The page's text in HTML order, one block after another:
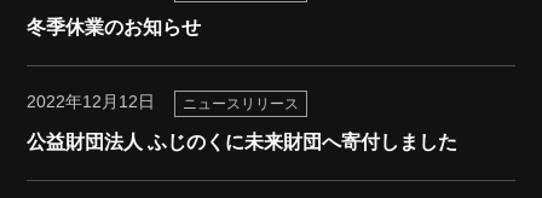
冬季休業のお知らせ
2022年12月12日 ニュースリリース
公益財団法人 ふじのくに未来財団へ寄付しました